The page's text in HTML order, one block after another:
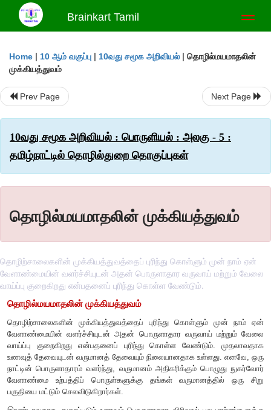
Brainkart Tamil
Home | 10 ஆம் வகுப்பு | 10வது சமூக அறிவியல் | தொழில்மயமாதலின்
முக்கியத்துவம்
Prev Page Next Page
10வது சமூக அறிவியல் : பொருளியல் : அலகு - 5 :
தமிழ்நாட்டில் தொழில்துறை தொகுப்புகள்
தொழில்மயமாதலின் முக்கியத்துவம்
தொழிற்சாலைகளின் முக்கியத்துவத்தைப் புரிந்து கொள்ளும் முன் நாம் ஏன்
வேளாண்மையின் வளர்ச்சியுடன் அதன் பொருளாதார வருவாய் மற்றும் வேலை
வாய்ப்பு குறைகிறது என்பதனைப் புரிந்து கொள்ள வேண்டும்.
தொழில்மயமாதலின் முக்கியத்துவம்